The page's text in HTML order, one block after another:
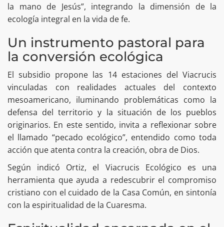
la mano de Jesús”, integrando la dimensión de la
ecología integral en la vida de fe.
Un instrumento pastoral para
la conversión ecológica
El subsidio propone las 14 estaciones del Viacrucis
vinculadas con realidades actuales del contexto
mesoamericano, iluminando problemáticas como la
defensa del territorio y la situación de los pueblos
originarios. En este sentido, invita a reflexionar sobre
el llamado “pecado ecológico”, entendido como toda
acción que atenta contra la creación, obra de Dios.
Según indicó Ortiz, el Viacrucis Ecológico es una
herramienta que ayuda a redescubrir el compromiso
cristiano con el cuidado de la Casa Común, en sintonía
con la espiritualidad de la Cuaresma.